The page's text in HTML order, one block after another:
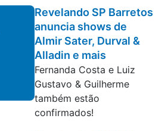
Revelando SP Barretos
anuncia shows de
Almir Sater, Durval &
Alladin e mais
Fernanda Costa e Luiz
Gustavo & Guilherme
também estão
confirmados!